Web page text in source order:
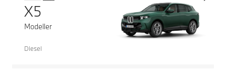
X5
Modeller
Diesel